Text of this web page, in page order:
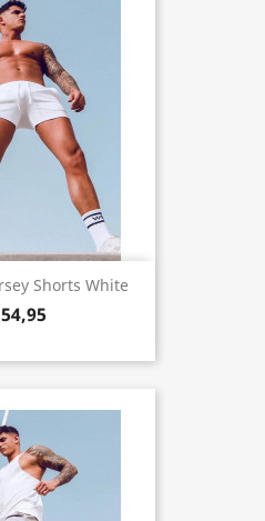
Shorts White